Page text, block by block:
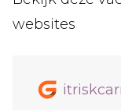
websites